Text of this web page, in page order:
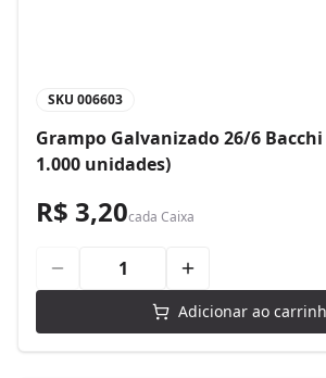
SKU 006603
Grampo Galvanizado 26/6 Bacchi
1.000 unidades)
R$ 3,20cada Caixa
Adicionar ao